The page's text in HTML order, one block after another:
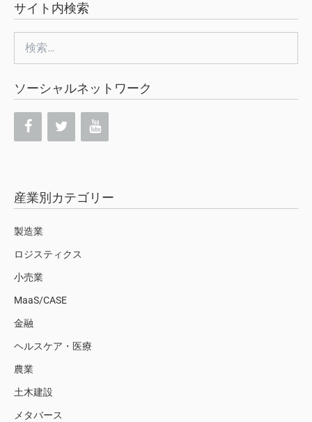
サイト内検索
索:
ソーシャルネットワーク
産業別カテゴリー
製造業
ロジスティクス
小売業
MaaS/CASE
金融
ヘルスケア・医療
農業
土木建設
メタバース